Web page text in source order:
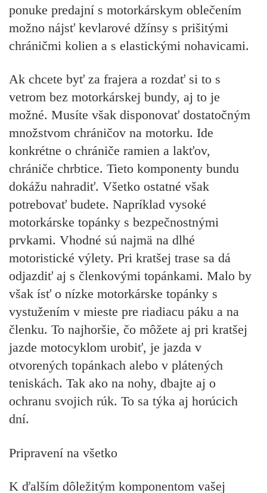
ponuke predajní s motorkárskym oblečením
možno nájsť kevlarové džínsy s prišitými
chráničmi kolien a s elastickými nohavicami.
Ak chcete byť za frajera a rozdať si to s
vetrom bez motorkárskej bundy, aj to je
možné. Musíte však disponovať dostatočným
množstvom chráničov na motorku. Ide
konkrétne o chrániče ramien a lakťov,
chrániče chrbtice. Tieto komponenty bundu
dokážu nahradiť. Všetko ostatné však
potrebovať budete. Napríklad vysoké
motorkárske topánky s bezpečnostnými
prvkami. Vhodné sú najmä na dlhé
motoristické výlety. Pri kratšej trase sa dá
odjazdiť aj s členkovými topánkami. Malo by
však ísť o nízke motorkárske topánky s
vystužením v mieste pre riadiacu páku a na
členku. To najhoršie, čo môžete aj pri kratšej
jazde motocyklom urobiť, je jazda v
otvorených topánkach alebo v plátených
teniskách. Tak ako na nohy, dbajte aj o
ochranu svojich rúk. To sa týka aj horúcich
dní.
Pripravení na všetko
K ďalším dôležitým komponentom vašej